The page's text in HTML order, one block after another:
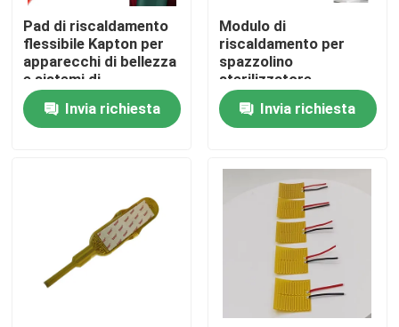
Prodotti
Video
Giro della fabbrica
Pad di riscaldamento
flessibile Kapton per
apparecchi di bellezza
e sistemi di
riscaldamento
elettrici per coppe
Invia richiesta
Modulo di
riscaldamento per
spazzolino
sterilizzatore
spazzolino UV
spazzolino da denti
asciugatore per la
Invia richiesta